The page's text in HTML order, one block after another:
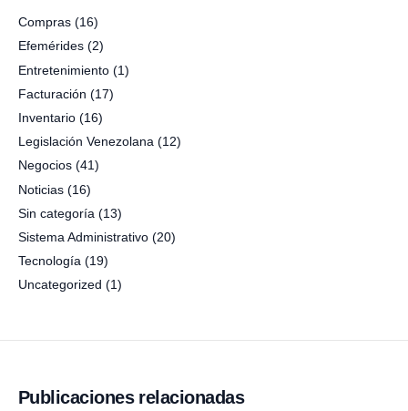
Compras (16)
Efemérides (2)
Entretenimiento (1)
Facturación (17)
Inventario (16)
Legislación Venezolana (12)
Negocios (41)
Noticias (16)
Sin categoría (13)
Sistema Administrativo (20)
Tecnología (19)
Uncategorized (1)
Publicaciones relacionadas